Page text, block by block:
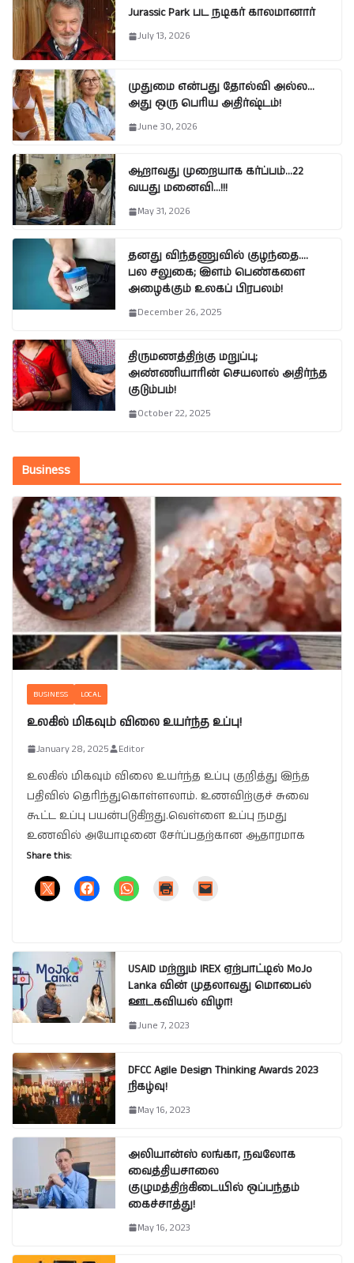
Jurassic Park பட நடிகர் காலமானார்
July 13, 2026
முதுமை என்பது தோல்வி அல்ல…
அது ஒரு பெரிய அதிர்ஷ்டம்!
June 30, 2026
ஆறாவது முறையாக கர்ப்பம்…22
வயது மனைவி…!!!
May 31, 2026
தனது விந்தணுவில் குழந்தை….
பல சலுகை; இளம் பெண்களை
அழைக்கும் உலகப் பிரபலம்!
December 26, 2025
திருமணத்திற்கு மறுப்பு;
அண்ணியாரின் செயலால் அதிர்ந்த
குடும்பம்!
October 22, 2025
Business
BUSINESS LOCAL
உலகில் மிகவும் விலை உயர்ந்த உப்பு!
January 28, 2025 Editor
உலகில் மிகவும் விலை உயர்ந்த உப்பு குறித்து இந்த
பதிவில் தெரிந்துகொள்ளலாம். உணவிற்குச் சுவை
கூட்ட உப்பு பயன்படுகிறது.வெள்ளை உப்பு நமது
உணவில் அயோடினை சேர்ப்பதற்கான ஆதாரமாக
Share this:
USAID மற்றும் IREX ஏற்பாட்டில் MoJo
Lanka வின் முதலாவது மொபைல்
ஊடகவியல் விழா!
June 7, 2023
DFCC Agile Design Thinking Awards 2023
நிகழ்வு!
May 16, 2023
அலியான்ஸ் லங்கா, நவலோக
வைத்தியசாலை
குழுமத்திற்கிடையில் ஒப்பந்தம்
கைச்சாத்து!
May 16, 2023